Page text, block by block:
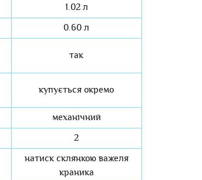
1.02 л
0.60 л
так
купується окремо
механічний
2
натиск склянкою важеля
краника